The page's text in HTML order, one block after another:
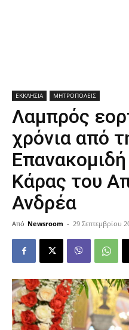
ΕΚΚΛΗΣΙΑ ΜΗΤΡΟΠΟΛΕΙΣ
Λαμπρός
χρόνια από
Επανακομιδή
Κάρας του
Ανδρέα
Από Newsroom - 29 Σεπτεμβρίου